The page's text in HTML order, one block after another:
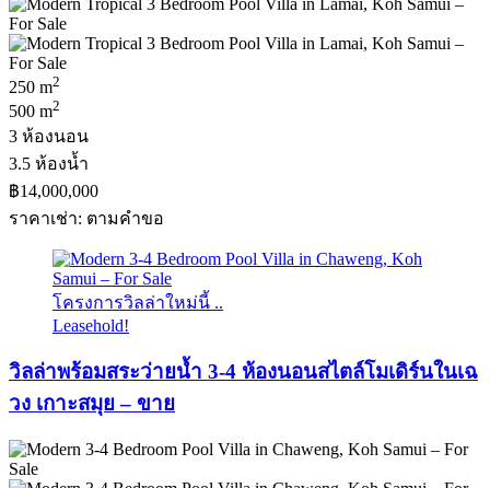
250 m2
500 m2
3 ห้องนอน
3.5 ห้องน้ำ
฿14,000,000
ราคาเช่า: ตามคําขอ
โครงการวิลล่าใหม่นี้ ..
Leasehold!
วิลล่าพร้อมสระว่ายน้ำ 3-4 ห้องนอนสไตล์โมเดิร์นในเฉ
วง เกาะสมุย – ขาย